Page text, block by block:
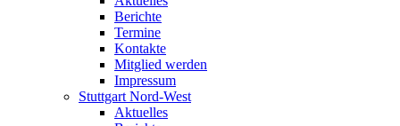
Berichte
Termine
Kontakte
Mitglied werden
Impressum
Stuttgart Nord-West
Aktuelles